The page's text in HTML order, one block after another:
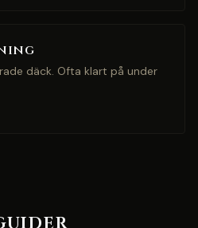
däck. Ofta klart på under